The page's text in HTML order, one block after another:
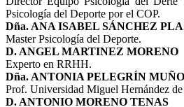
Psicología del Deporte por el COP.
Dña. ANA ISABEL SÁNCHEZ
Master Psicología del Deporte.
D. ANGEL MARTINEZ MORENO
Experto en RRHH.
Dña. ANTONIA PELEGRÍN
Prof. Universidad Miguel Hernández
D. ANTONIO MORENO TENAS